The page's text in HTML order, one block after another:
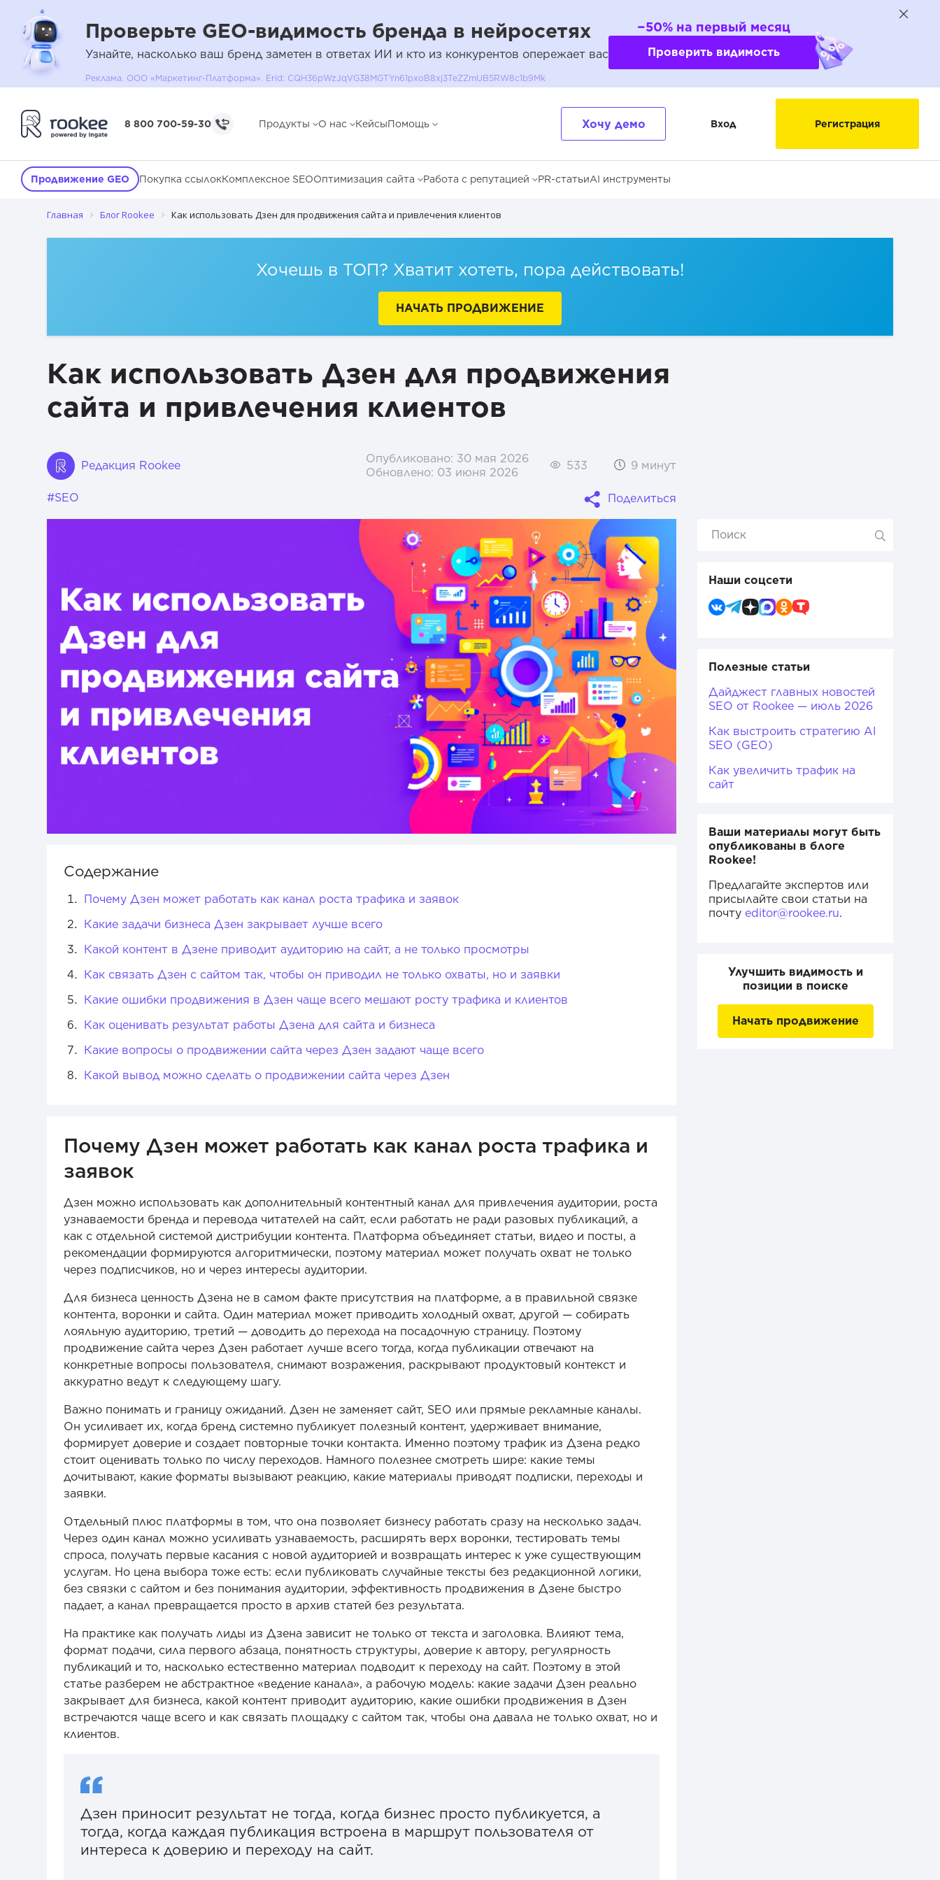
Проверьте GEO-видимость бренда в нейросетях
Узнайте, насколько ваш бренд заметен в ответах ИИ и кто из конкурентов опережает вас
Реклама. ООО «Маркетинг-Платформа». Erid: CQH36pWzJqVG38MGTYn61pxoB8xj3TeZZmUB5RW8c1b9Mk
−50% на первый месяц
Проверить видимость
8 800 700-59-30 Продукты О нас КейсыПомощь Хочу демо Вход Регистрация
Продвижение GEO Покупка ссылокКомплексное SEOОптимизация сайта Работа с репутацией PR-статьиAI инструменты
Главная Блог Rookee Как использовать Дзен для продвижения сайта и привлечения клиентов
Хочешь в ТОП? Хватит хотеть, пора действовать!
НАЧАТЬ ПРОДВИЖЕНИЕ
Как использовать Дзен для продвижения
сайта и привлечения клиентов
Редакция Rookee Опубликовано: 30 мая 2026
Обновлено: 03 июня 2026
533 9 минут
#SEO Поделиться
Содержание
Почему Дзен может работать как канал роста трафика и заявок
Какие задачи бизнеса Дзен закрывает лучше всего
Какой контент в Дзене приводит аудиторию на сайт, а не только просмотры
Как связать Дзен с сайтом так, чтобы он приводил не только охваты, но и заявки
Какие ошибки продвижения в Дзен чаще всего мешают росту трафика и клиентов
Как оценивать результат работы Дзена для сайта и бизнеса
Какие вопросы о продвижении сайта через Дзен задают чаще всего
Какой вывод можно сделать о продвижении сайта через Дзен
Какие задачи бизнеса Дзен закрывает лучше всего
Какой контент в Дзене приводит аудиторию на сайт, а не только просмотры
Как связать Дзен с сайтом так, чтобы он приводил не только охваты, но и заявки
Какие ошибки продвижения в Дзен чаще всего мешают росту трафика и клиентов
Почему Дзен может работать как канал роста трафика и
заявок
Дзен можно использовать как дополнительный контентный канал для привлечения аудитории, роста
узнаваемости бренда и перевода читателей на сайт, если работать не ради разовых публикаций, а
как с отдельной системой дистрибуции контента. Платформа объединяет статьи, видео и посты, а
рекомендации формируются алгоритмически, поэтому материал может получать охват не только
через подписчиков, но и через интересы аудитории.
Для бизнеса ценность Дзена не в самом факте присутствия на платформе, а в правильной связке
контента, воронки и сайта. Один материал может приводить холодный охват, другой — собирать
лояльную аудиторию, третий — доводить до перехода на посадочную страницу. Поэтому
продвижение сайта через Дзен работает лучше всего тогда, когда публикации отвечают на
конкретные вопросы пользователя, снимают возражения, раскрывают продуктовый контекст и
аккуратно ведут к следующему шагу.
Важно понимать и границу ожиданий. Дзен не заменяет сайт, SEO или прямые рекламные каналы.
Он усиливает их, когда бренд системно публикует полезный контент, удерживает внимание,
формирует доверие и создает повторные точки контакта. Именно поэтому трафик из Дзена редко
стоит оценивать только по числу переходов. Намного полезнее смотреть шире: какие темы
дочитывают, какие форматы вызывают реакцию, какие материалы приводят подписки, переходы и
заявки.
Отдельный плюс платформы в том, что она позволяет бизнесу работать сразу на несколько задач.
Через один канал можно усиливать узнаваемость, расширять верх воронки, тестировать темы
спроса, получать первые касания с новой аудиторией и возвращать интерес к уже существующим
услугам. Но цена выбора тоже есть: если публиковать случайные тексты без редакционной логики,
без связки с сайтом и без понимания аудитории, эффективность продвижения в Дзене быстро
падает, а канал превращается просто в архив статей без результата.
На практике как получать лиды из Дзена зависит не только от текста и заголовка. Влияют тема,
формат подачи, сила первого абзаца, понятность структуры, доверие к автору, регулярность
публикаций и то, насколько естественно материал подводит к переходу на сайт. Поэтому в этой
статье разберем не абстрактное «ведение канала», а рабочую модель: какие задачи Дзен реально
закрывает для бизнеса, какой контент приводит аудиторию, какие ошибки продвижения в Дзен
встречаются чаще всего и как связать площадку с сайтом так, чтобы она давала не только охват, но и
клиентов.
Дзен приносит результат не тогда, когда бизнес просто публикуется, а
тогда, когда каждая публикация встроена в маршрут пользователя от
интереса к доверию и переходу на сайт.
Наши соцсети
Полезные статьи
Дайджест главных новостей
SEO от Rookee — июль 2026
Как выстроить стратегию AI
SEO (GEO)
Как увеличить трафик на
сайт
Ваши материалы могут быть
опубликованы в блоге
Rookee!
Предлагайте экспертов или
присылайте свои статьи на
почту editor@rookee.ru.
Улучшить видимость и
позиции в поиске
Начать продвижение